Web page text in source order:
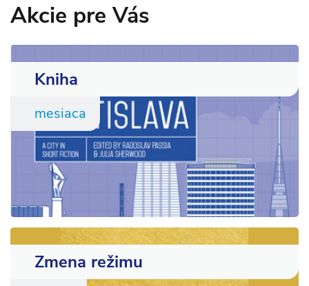
Akcie pre Vás
Kniha
mesiaca
Zmena režimu